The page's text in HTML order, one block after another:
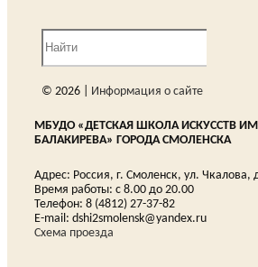
© 2026 | Информация о сайте
МБУДО «ДЕТСКАЯ ШКОЛА ИСКУССТВ
БАЛАКИРЕВА» ГОРОДА СМОЛЕНСКА
Адрес: Россия, г. Смоленск, ул. Чкалова,
Время работы: с 8.00 до 20.00
Телефон: 8 (4812) 27-37-82
E-mail: dshi2smolensk@yandex.ru
Схема проезда